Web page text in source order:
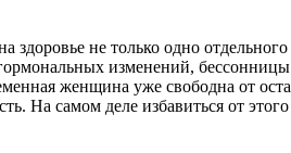
здоровье не только одно
изменений, бессонницы
женщина уже свободна от
На самом деле избавиться от